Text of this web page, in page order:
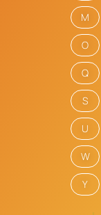
M
O
Q
S
U
W
Y